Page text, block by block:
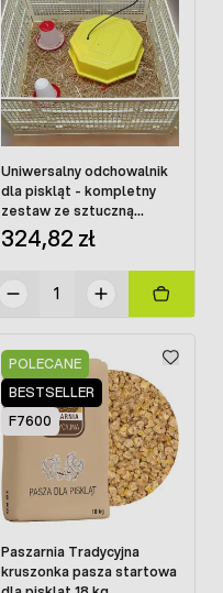
Uniwersalny odchowalnik
dla piskląt - kompletny
zestaw ze sztuczną
kwoką
324,82 zł
POLECANE
BESTSELLER
F7600
Paszarnia Tradycyjna
kruszonka pasza startowa